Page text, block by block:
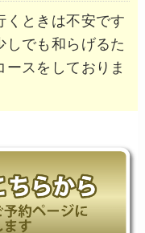
くときは不安です
しでも和らげるた
スをしておりま